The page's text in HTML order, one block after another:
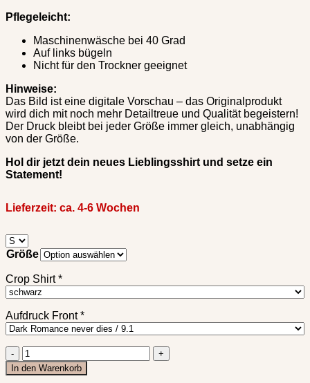
Pflegeleicht:
Maschinenwäsche bei 40 Grad
Auf links bügeln
Nicht für den Trockner geeignet
Hinweise:
Das Bild ist eine digitale Vorschau – das Originalprodukt
wird dich mit noch mehr Detailtreue und Qualität begeistern!
Der Druck bleibt bei jeder Größe immer gleich, unabhängig
von der Größe.
Hol dir jetzt dein neues Lieblingsshirt und setze ein
Statement!
Lieferzeit: ca. 4-6 Wochen
Größe
Crop Shirt*
Aufdruck Front*
Crop
Shirt
"Dark
In den Warenkorb